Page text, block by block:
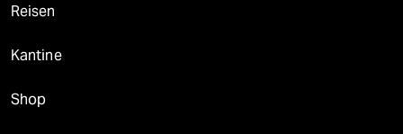
Reisen
Kantine
Shop